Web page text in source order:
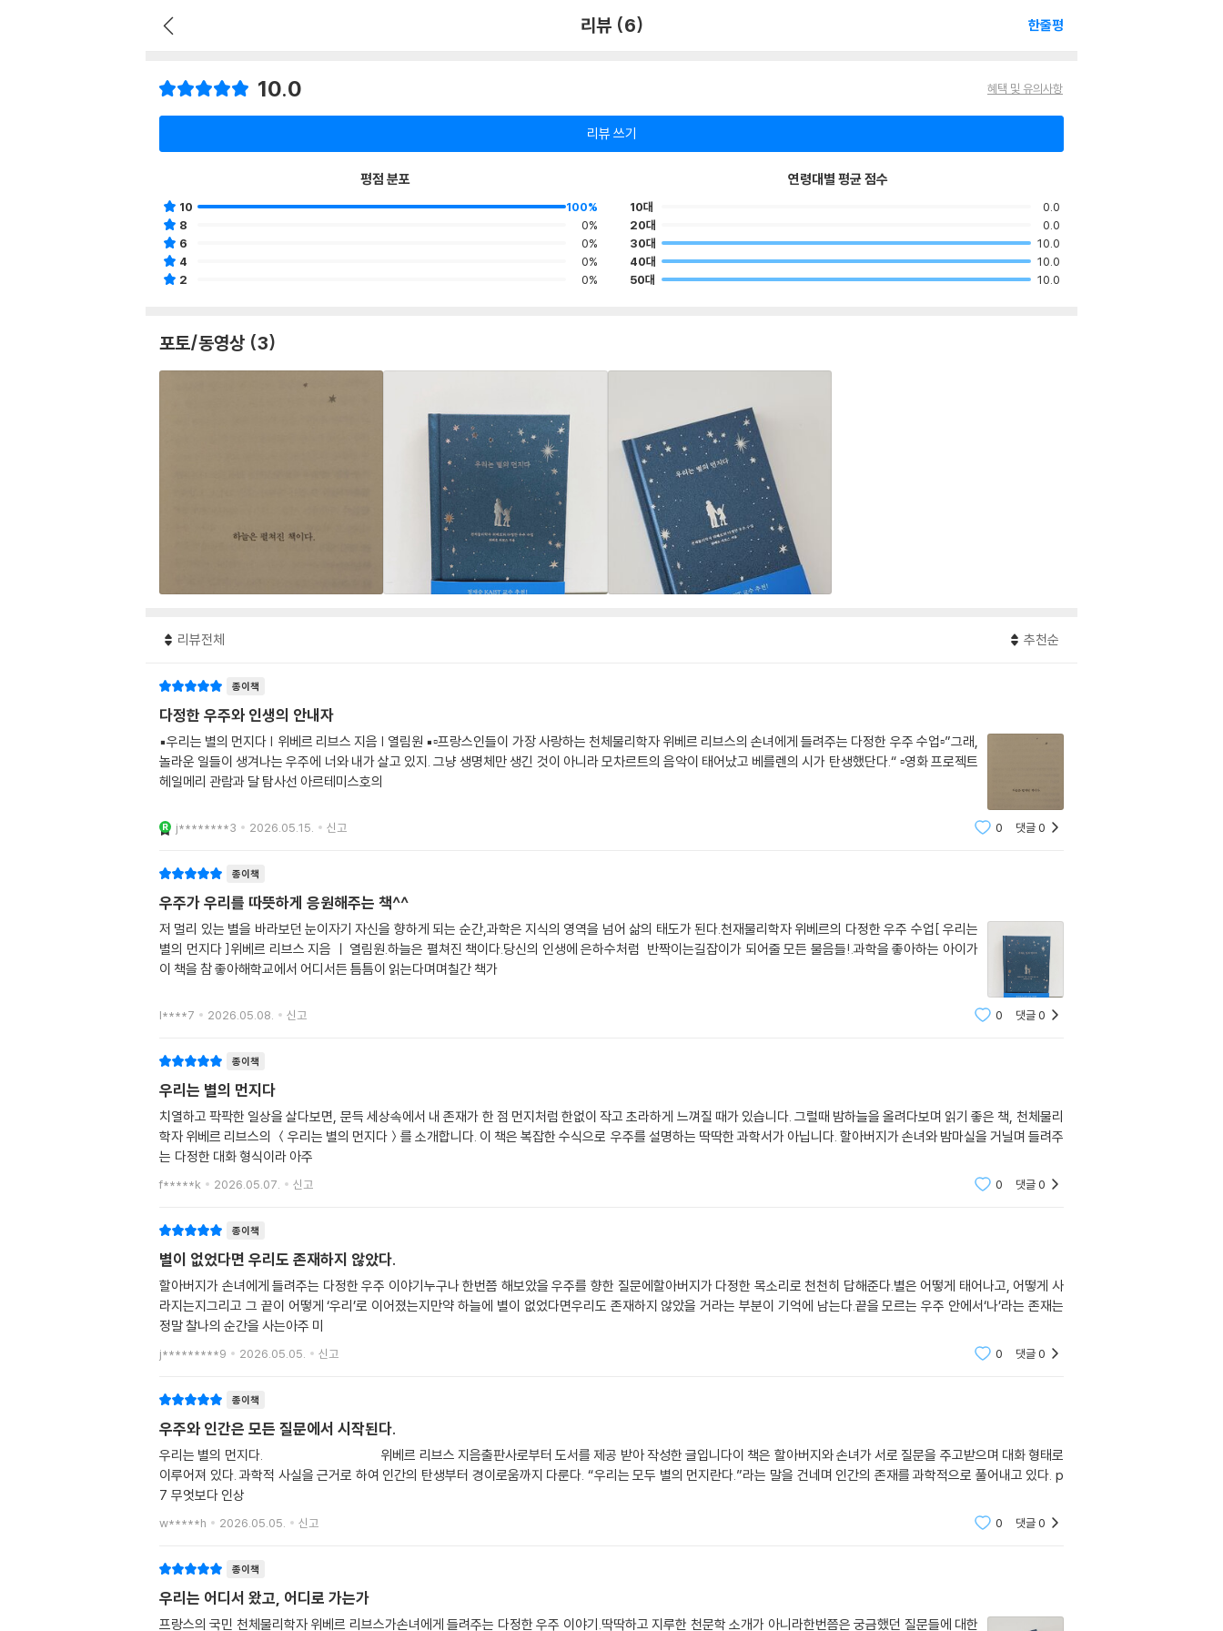
리뷰 (6) 한줄평
10.0 혜택 및 유의사항
리뷰 쓰기
평점 분포
10
100%
8
0%
6
0%
4
0%
2
0%
연령대별 평균 점수
10대
0.0
20대
0.0
30대
10.0
40대
10.0
50대
10.0
포토/동영상 (3)
리뷰전체 추천순
종이책
다정한 우주와 인생의 안내자
▪️우리는 별의 먼지다 | 위베르 리브스 지음 | 열림원 ▪️▫️프랑스인들이 가장 사랑하는 천체물리학자 위베르 리브스의 손녀에게 들려주는 다정한 우주 수업▫️”그래,
놀라운 일들이 생겨나는 우주에 너와 내가 살고 있지. 그냥 생명체만 생긴 것이 아니라 모차르트의 음악이 태어났고 베를렌의 시가 탄생했단다.“ ▫️영화 프로젝트
헤일메리 관람과 달 탐사선 아르테미스호의
j********3 2026.05.15. 신고 0 댓글0
종이책
우주가 우리를 따뜻하게 응원해주는 책^^
저 멀리 있는 별을 바라보던 눈이자기 자신을 향하게 되는 순간,과학은 지식의 영역을 넘어 삶의 태도가 된다.천재물리학자 위베르의 다정한 우주 수업[ 우리는
별의 먼지다 ]위베르 리브스 지음 ㅣ 열림원.하늘은 펼쳐진 책이다.당신의 인생에 은하수처럼 반짝이는길잡이가 되어줄 모든 물음들!.과학을 좋아하는 아이가
이 책을 참 좋아해학교에서 어디서든 틈틈이 읽는다며며칠간 책가
l****7 2026.05.08. 신고 0 댓글0
종이책
우리는 별의 먼지다
치열하고 팍팍한 일상을 살다보면, 문득 세상속에서 내 존재가 한 점 먼지처럼 한없이 작고 초라하게 느껴질 때가 있습니다. 그럴때 밤하늘을 올려다보며 읽기 좋은 책, 천체물리
학자 위베르 리브스의 ＜우리는 별의 먼지다＞를 소개합니다. 이 책은 복잡한 수식으로 우주를 설명하는 딱딱한 과학서가 아닙니다. 할아버지가 손녀와 밤마실을 거닐며 들려주
는 다정한 대화 형식이라 아주
f*****k 2026.05.07. 신고 0 댓글0
종이책
별이 없었다면 우리도 존재하지 않았다.
할아버지가 손녀에게 들려주는 다정한 우주 이야기누구나 한번쯤 해보았을 우주를 향한 질문에할아버지가 다정한 목소리로 천천히 답해준다.별은 어떻게 태어나고, 어떻게 사
라지는지그리고 그 끝이 어떻게 ‘우리’로 이어졌는지만약 하늘에 별이 없었다면우리도 존재하지 않았을 거라는 부분이 기억에 남는다.끝을 모르는 우주 안에서‘나’라는 존재는
정말 찰나의 순간을 사는아주 미
j*********9 2026.05.05. 신고 0 댓글0
종이책
우주와 인간은 모든 질문에서 시작된다.
우리는 별의 먼지다. 위베르 리브스 지음출판사로부터 도서를 제공 받아 작성한 글입니다이 책은 할아버지와 손녀가 서로 질문을 주고받으며 대화 형태로
이루어져 있다. 과학적 사실을 근거로 하여 인간의 탄생부터 경이로움까지 다룬다. “우리는 모두 별의 먼지란다.”라는 말을 건네며 인간의 존재를 과학적으로 풀어내고 있다. p
7 무엇보다 인상
w*****h 2026.05.05. 신고 0 댓글0
종이책
우리는 어디서 왔고, 어디로 가는가
프랑스의 국민 천체물리학자 위베르 리브스가손녀에게 들려주는 다정한 우주 이야기.딱딱하고 지루한 천문학 소개가 아니라한번쯤은 궁금했던 질문들에 대한